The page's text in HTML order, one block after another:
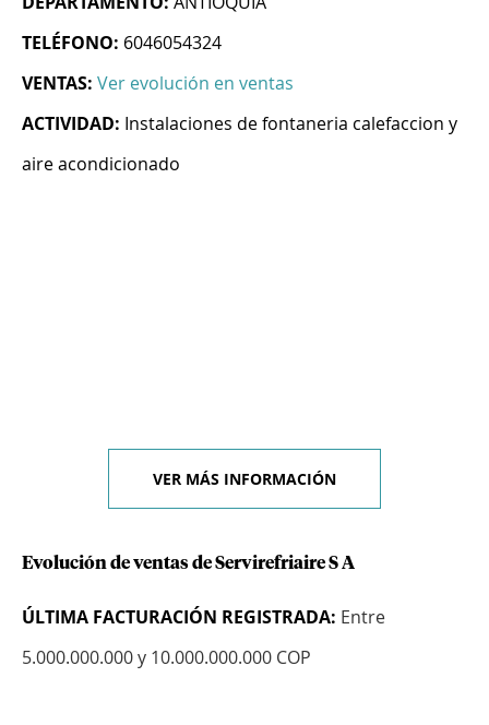
TELÉFONO: 6046054324
VENTAS: Ver evolución en ventas
ACTIVIDAD: Instalaciones de fontaneria calefaccion y
aire acondicionado
VER MÁS INFORMACIÓN
Evolución de ventas de Servirefriaire S A
ÚLTIMA FACTURACIÓN REGISTRADA: Entre
5.000.000.000 y 10.000.000.000 COP